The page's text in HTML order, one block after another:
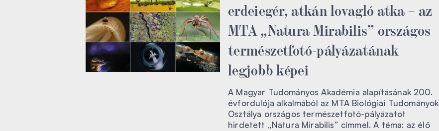
erdeiegér, atkán lovagló atka – az
MTA „Natura Mirabilis” országos
természetfotó-pályázatának
legjobb képei
A Magyar Tudományos Akadémia alapításának 200.
évfordulója alkalmából az MTA Biológiai Tudományok
Osztálya országos természetfotó-pályázatot
hirdetett „Natura Mirabilis” címmel. A téma: az élő